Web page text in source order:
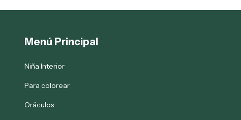
Menú Principal
Niña Interior
Para colorear
Oráculos